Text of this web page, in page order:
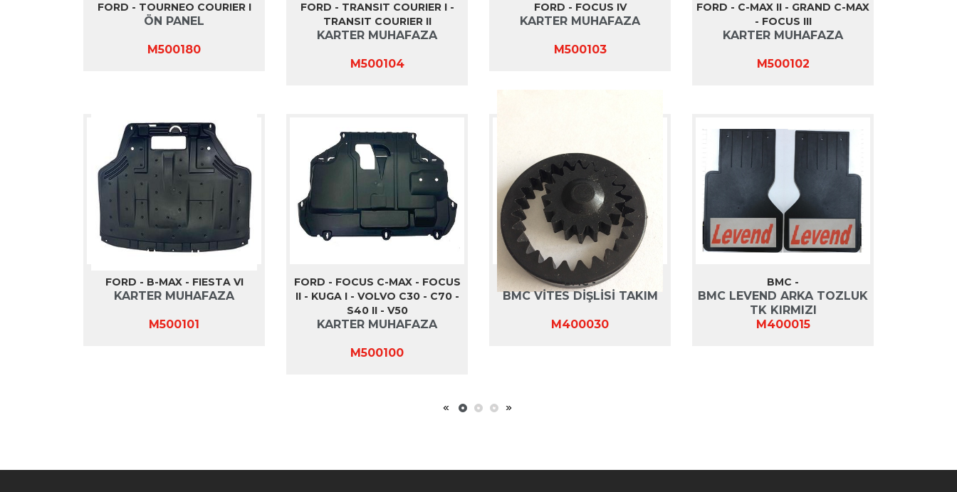
FORD - TOURNEO COURIER I
ÖN PANEL
M500180
FORD - TRANSIT COURIER I -
TRANSIT COURIER II
KARTER MUHAFAZA
M500104
FORD - FOCUS IV
KARTER MUHAFAZA
M500103
FORD - C-MAX II - GRAND C-MAX
- FOCUS III
KARTER MUHAFAZA
M500102
FORD - B-MAX - FIESTA VI
KARTER MUHAFAZA
M500101
FORD - FOCUS C-MAX - FOCUS
II - KUGA I - VOLVO C30 - C70 -
S40 II - V50
KARTER MUHAFAZA
M500100
BMC -
BMC VİTES DİŞLİSİ TAKIM
M400030
BMC -
BMC LEVEND ARKA TOZLUK
TK KIRMIZI
M400015
« »